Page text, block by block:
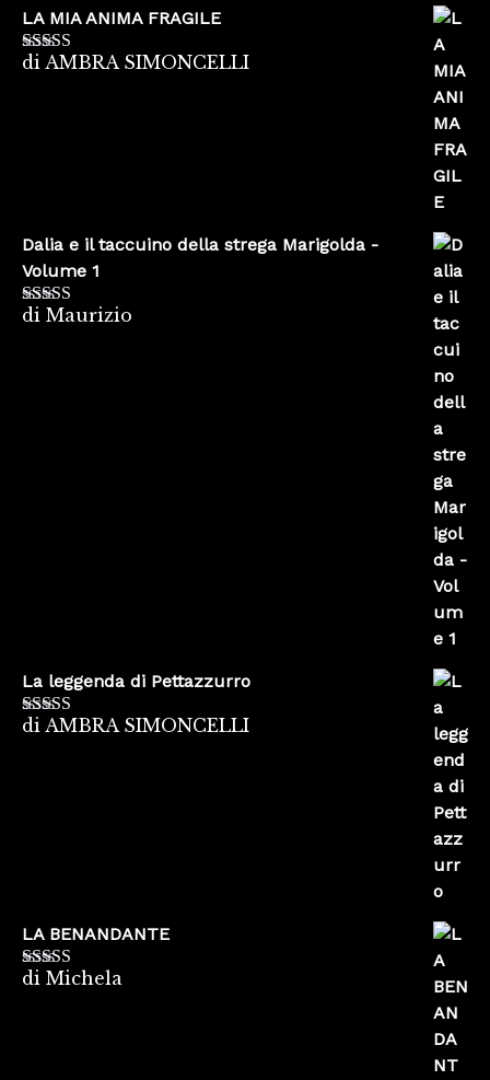
LA MIA ANIMA FRAGILE
Valutato5su
di AMBRA SIMONCELLI
Dalia e il taccuino della strega Marigolda -
Volume 1
Valutato4
di Maurizio
La leggenda di Pettazzurro
Valutato5su
di AMBRA SIMONCELLI
LA BENANDANTE
Valutato5su
di Michela